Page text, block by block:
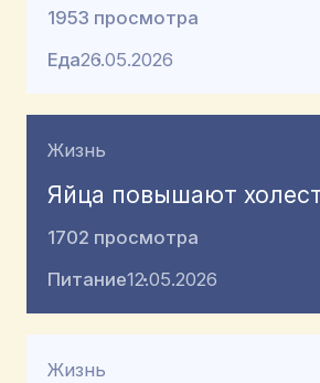
1953 просмотра
Еда26.05.2026
Жизнь
Яйца повышают
1702 просмотра
Питание12.05.2026
Жизнь